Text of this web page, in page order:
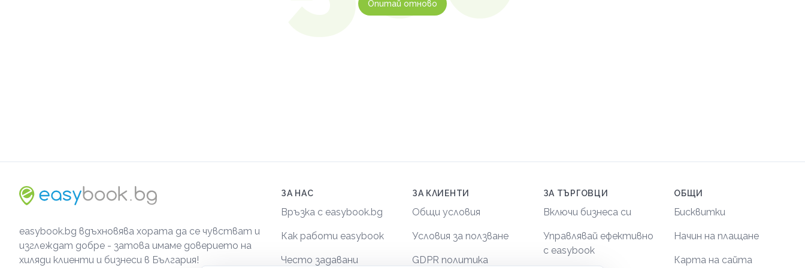
Опитай отново
easybook.bg вдъхновява хората да се чувстват и
изглеждат добре - затова имаме доверието на
хиляди клиенти и бизнеси в България!
ЗА НАС
Връзка с easybook.bg
Как работи easybook
Често задавани
ЗА КЛИЕНТИ
Общи условия
Условия за ползване
GDPR политика
ЗА ТЪРГОВЦИ
Включи бизнеса си
Управлявай ефективно
с easybook
ОБЩИ
Бисквитки
Начин на плащане
Карта на сайта